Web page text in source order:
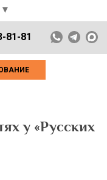
▼
81-81
у «Русских